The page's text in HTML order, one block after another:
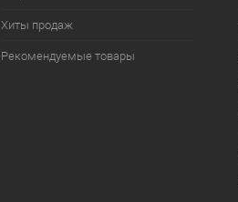
Хиты продаж
Рекомендуемые товары